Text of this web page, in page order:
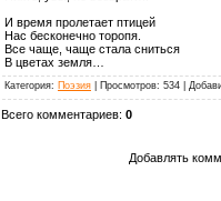
И время пролетает птицей
Нас бесконечно торопя.
Все чаще, чаще стала сниться
В цветах земля…
Категория: Поэзия Просмотров: 534
Всего комментариев: 0
Добавлять